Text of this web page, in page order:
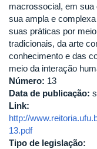
Universidade
para
a
arte
do
grafite
macrossocial, em sua
sua ampla e
suas práticas por
tradicionais, da arte
conhecimento e das
meio da interação
Número: 13
Data de publicação:
Link:
http://
13.pdf
Tipo de legislação: